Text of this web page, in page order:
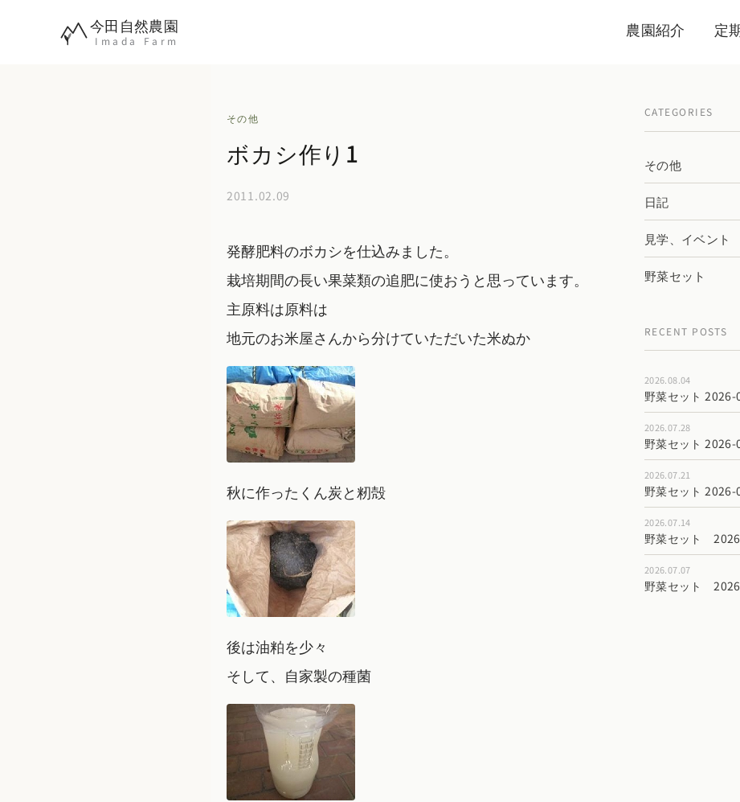
今田自然農園
Imada Farm
農園紹介 定
その他
ボカシ作り1
2011.02.09
発酵肥料のボカシを仕込みました。
栽培期間の長い果菜類の追肥に使おうと思っています。
主原料は原料は
地元のお米屋さんから分けていただいた米ぬか
秋に作ったくん炭と籾殻
後は油粕を少々
そして、自家製の種菌
CATEGORIES
その他
日記
見学、イベント
野菜セット
RECENT POSTS
2026.08.04
野菜セット 2026-
2026.07.28
野菜セット 2026-
2026.07.21
野菜セット 2026-
2026.07.14
野菜セット
2026.07.07
野菜セット